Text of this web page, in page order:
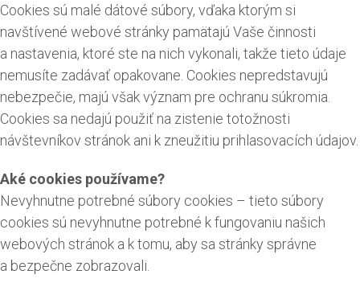
Cookies sú malé dátové súbory, vďaka ktorým si
navštívené webové stránky pamätajú Vaše činnosti
a nastavenia, ktoré ste na nich vykonali, takže tieto údaje
nemusíte zadávať opakovane. Cookies nepredstavujú
nebezpečie, majú však význam pre ochranu súkromia.
Cookies sa nedajú použiť na zistenie totožnosti
návštevníkov stránok ani k zneužitiu prihlasovacích údajov.
Aké cookies používame?
Nevyhnutne potrebné súbory cookies – tieto súbory
cookies sú nevyhnutne potrebné k fungovaniu našich
webových stránok a k tomu, aby sa stránky správne
a bezpečne zobrazovali.